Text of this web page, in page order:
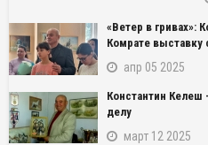
«Ветер в гривах»:
Комрате выставку
апр 05 2025
Константин
делу
март 12 2025